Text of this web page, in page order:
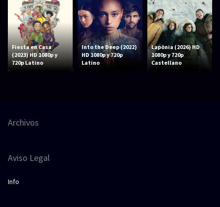
Fiesta en Casa
(2023) HD 1080p y
720p Latino
Into the Deep (2022)
HD 1080p y 720p
Latino
Lapönia (2026) HD
1080p y 720p
Castellano
Archivos
Aviso Legal
Info